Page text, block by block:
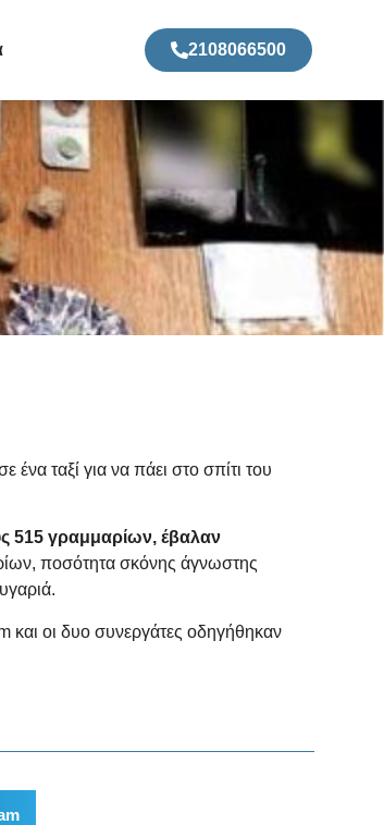
2108066500
ταξί για να πάει στο σπίτι του
515 γραμμαρίων, έβαλαν
ποσότητα σκόνης άγνωστης
και οι δυο συνεργάτες οδηγήθηκαν